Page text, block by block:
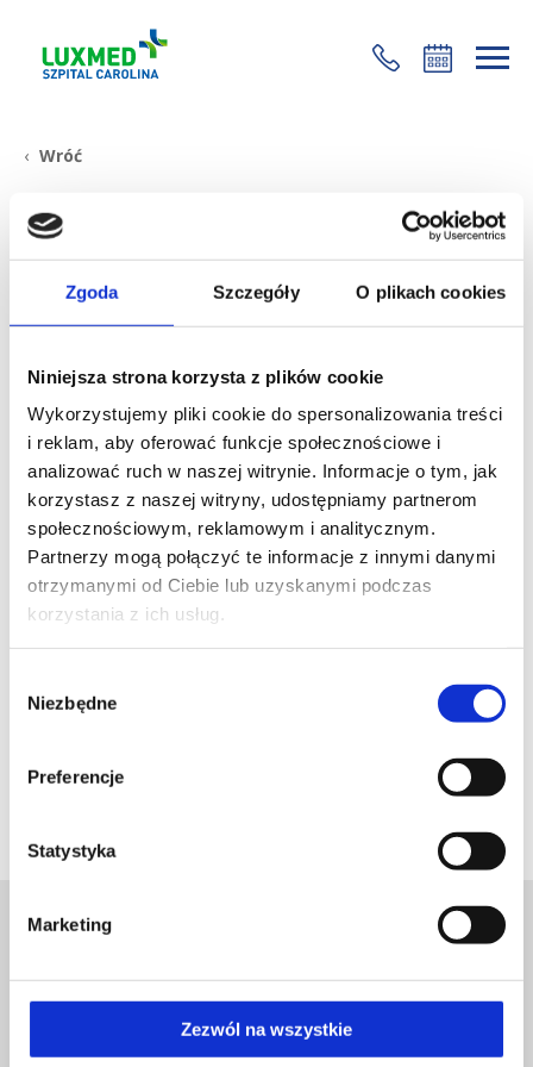
Zgoda Szczegóły O plikach cookies
Niniejsza strona korzysta z plików cookie
Wykorzystujemy pliki cookie do spersonalizowania treści
i reklam, aby oferować funkcje społecznościowe i
analizować ruch w naszej witrynie. Informacje o tym, jak
korzystasz z naszej witryny, udostępniamy partnerom
społecznościowym, reklamowym i analitycznym.
Partnerzy mogą połączyć te informacje z innymi danymi
otrzymanymi od Ciebie lub uzyskanymi podczas
korzystania z ich usług.
zgody
Niezbędne
Preferencje
Statystyka
Marketing
Zezwól na wszystkie
+48 22 35 58 200
Wróć
Nowy lekarz w Carolina Medical
Center
4 września 2017
powiększa. Obecnie do zespołu dołączyłdr n. med.
Jarosław Strychar– specjalista ortopedii i
traumatologii narządu ruchu. Jego głównym
obszarem zainteresowań jest chirurgia ręki.
W Carolina Medical Center dr n. med. Jarosław
Strychar będzie przyjmował we wtorki. Pierwsza wizyta
już 3 października! Serdecznie zapraszamy!
Panu doktorowi życzymy owocnej pracy!
LUX MED SZPITAL CAROLINA